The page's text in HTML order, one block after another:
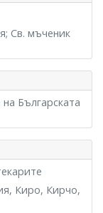
Св. мъченик
Българската
Киро, Кирчо,